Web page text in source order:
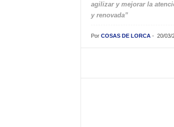
agilizar y mejorar la
y renovada”
Por COSAS DE LORCA- 20/03/